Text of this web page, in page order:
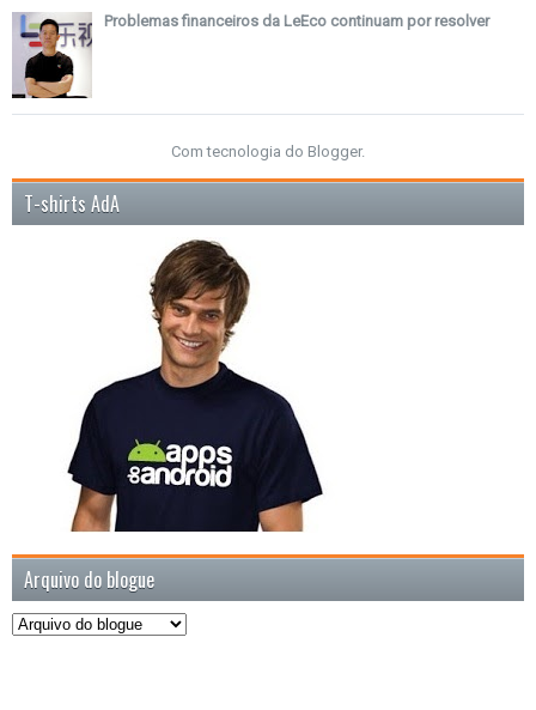
Problemas financeiros da LeEco continuam por resolver
Com tecnologia do Blogger.
T-shirts AdA
Arquivo do blogue